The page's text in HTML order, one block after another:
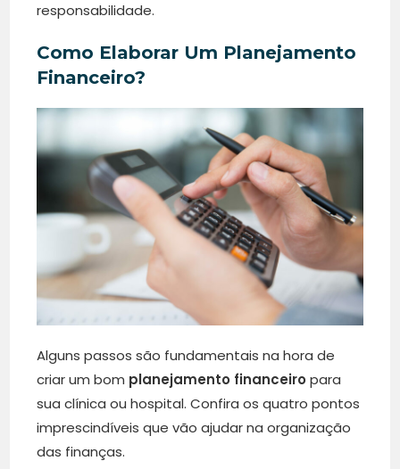
responsabilidade.
Como Elaborar Um Planejamento
Financeiro?
Alguns passos são fundamentais na hora de
criar um bom planejamento financeiropara
sua clínica ou hospital. Confira os quatro pontos
imprescindíveis que vão ajudar na organização
das finanças.